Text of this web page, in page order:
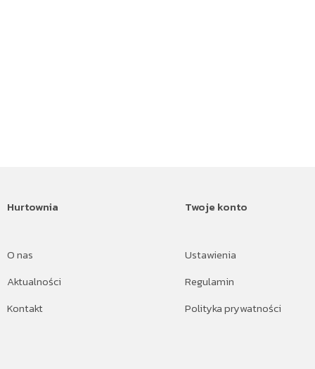
Hurtownia
O nas
Aktualności
Kontakt
Twoje konto
Ustawienia
Regulamin
Polityka prywatności